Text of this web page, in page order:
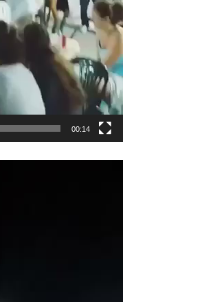
00:14